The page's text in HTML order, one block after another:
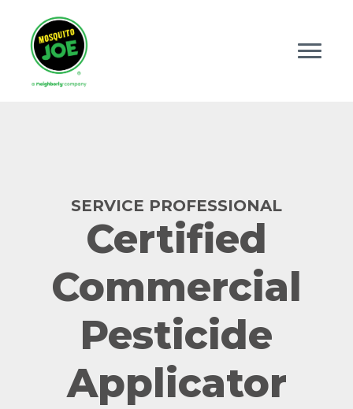
SERVICE PROFESSIONAL
Certified
Commercial
Pesticide
Applicator